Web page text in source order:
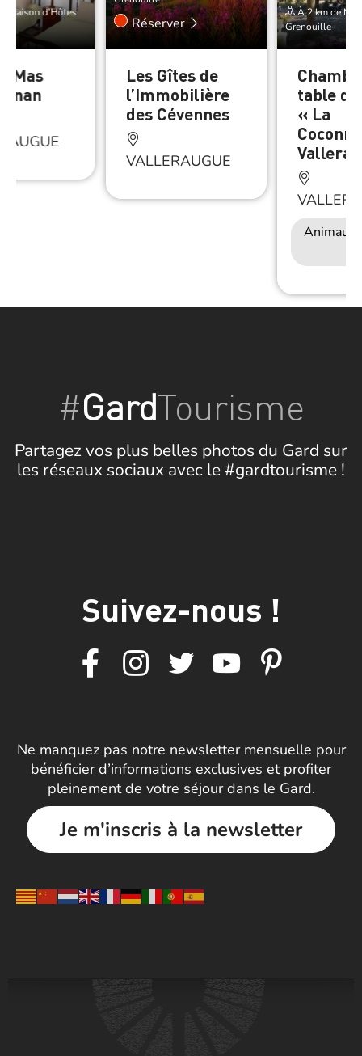
Maison d’Hôtes
Mas
Réserver
Les Gîtes de
l’Immobilière
des Cévennes
VALLERAUGUE
À 2 km de
Grenouille
table
« La
Animaux
#GardTourisme
Partagez vos plus belles photos du Gard sur
les réseaux sociaux avec le #gardtourisme !
Suivez-nous !
Ne manquez pas notre newsletter mensuelle pour
bénéficier d’informations exclusives et profiter
pleinement de votre séjour dans le Gard.
Je m'inscris à la newsletter